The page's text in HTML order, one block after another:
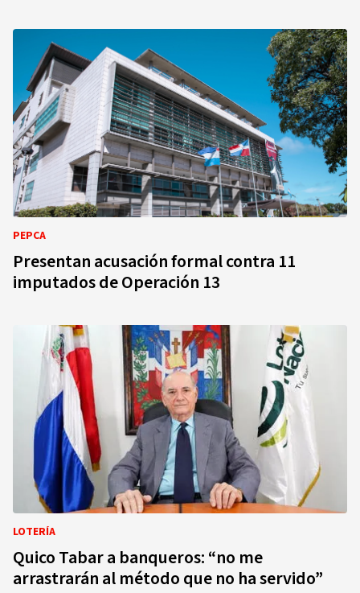
PEPCA
Presentan acusación formal contra 11
imputados de Operación 13
LOTERÍA
Quico Tabar a banqueros: “no me
arrastrarán al método que no ha servido”